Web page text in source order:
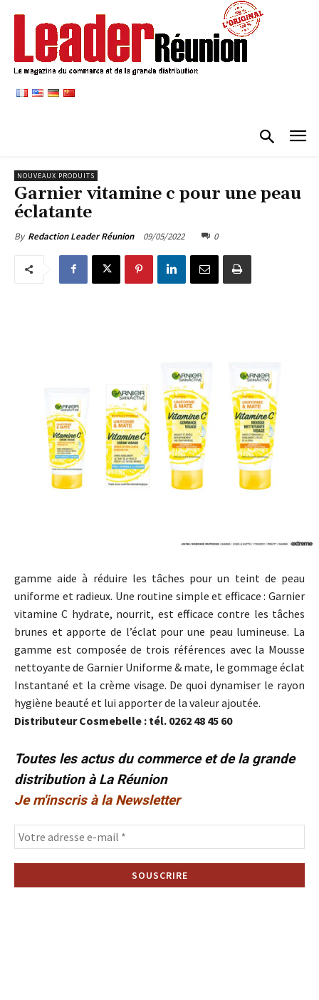
NOUVEAUX PRODUITS
Garnier vitamine c pour une peau
éclatante
By Redaction Leader Réunion 09/05/2022 0
gamme aide à réduire les tâches pour un teint de peau
uniforme et radieux. Une routine simple et efficace : Garnier
vitamine C hydrate, nourrit, est efficace contre les tâches
brunes et apporte de l’éclat pour une peau lumineuse. La
gamme est composée de trois références avec la Mousse
nettoyante de Garnier Uniforme & mate, le gommage éclat
Instantané et la crème visage. De quoi dynamiser le rayon
hygiène beauté et lui apporter de la valeur ajoutée.
Distributeur Cosmebelle : tél. 0262 48 45 60
Toutes les actus du commerce et de la grande
distribution à La Réunion
Je m'inscris à la Newsletter